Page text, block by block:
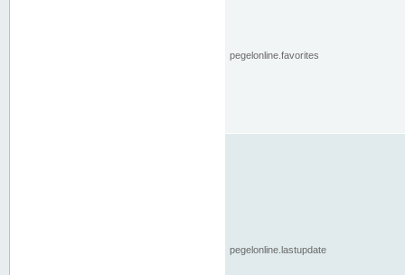
pegelonline.favorites
pegelonline.lastupdate